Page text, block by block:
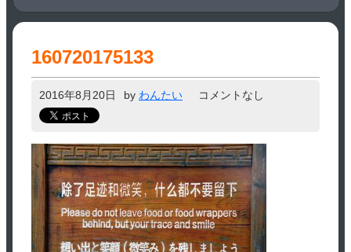
160720175133
2016年8月20日 by わんたい コメントなし